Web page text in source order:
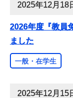
2025年12月18
2026年度『教員
ました
一般・在学生
2025年12月15